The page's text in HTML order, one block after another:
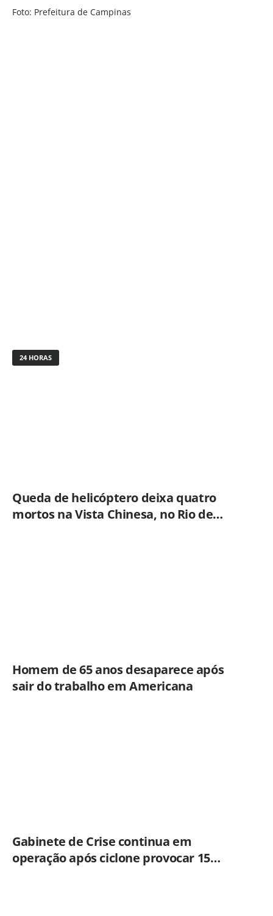
Foto: Prefeitura de Campinas
24 HORAS
Queda de helicóptero deixa quatro
mortos na Vista Chinesa, no Rio de
Homem de 65 anos desaparece após
sair do trabalho em Americana
Gabinete de Crise continua em
operação após ciclone provocar 15